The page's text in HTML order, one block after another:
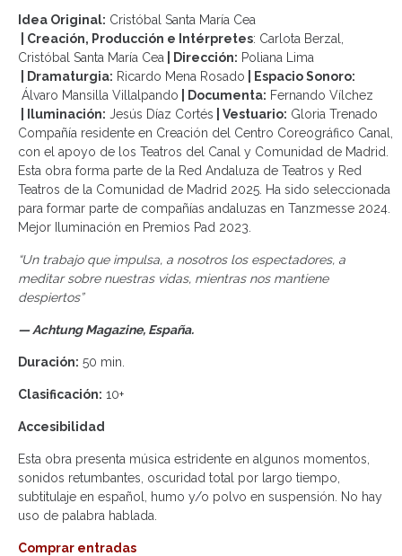
Idea Original: Cristóbal Santa María Cea
| Creación, Producción e Intérpretes: Carlota Berzal,
Cristóbal Santa María Cea | Dirección: Poliana Lima
| Dramaturgia: Ricardo Mena Rosado | Espacio Sonoro:
Álvaro Mansilla Villalpando | Documenta: Fernando Vílchez
| Iluminación: Jesús Díaz Cortés | Vestuario: Gloria Trenado
Compañía residente en Creación del Centro Coreográfico Canal,
con el apoyo de los Teatros del Canal y Comunidad de Madrid.
Esta obra forma parte de la Red Andaluza de Teatros y Red
Teatros de la Comunidad de Madrid 2025. Ha sido seleccionada
para formar parte de compañías andaluzas en Tanzmesse 2024.
Mejor Iluminación en Premios Pad 2023.
“Un trabajo que impulsa, a nosotros los espectadores, a
meditar sobre nuestras vidas, mientras nos mantiene
despiertos”
— Achtung Magazine, España.
Duración: 50 min.
Clasificación: 10+
Accesibilidad
Esta obra presenta música estridente en algunos momentos,
sonidos retumbantes, oscuridad total por largo tiempo,
subtitulaje en español, humo y/o polvo en suspensión. No hay
uso de palabra hablada.
Comprar entradas